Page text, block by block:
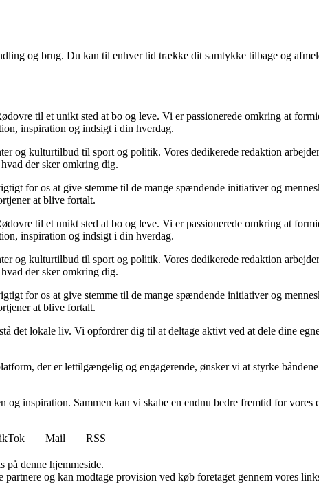
og brug. Du kan til enhver tid trække dit samtykke tilbage og
til et unikt sted at bo og leve. Vi er passionerede omkring at
inspiration og indsigt i din hverdag.
og kulturtilbud til sport og politik. Vores dedikerede redaktion
der sker omkring dig.
for os at give stemme til de mange spændende initiativer og
at blive fortalt.
til et unikt sted at bo og leve. Vi er passionerede omkring at
inspiration og indsigt i din hverdag.
og kulturtilbud til sport og politik. Vores dedikerede redaktion
der sker omkring dig.
for os at give stemme til de mange spændende initiativer og
at blive fortalt.
det lokale liv. Vi opfordrer dig til at deltage aktivt ved at dele dine
der er lettilgængelig og engagerende, ønsker vi at styrke
inspiration. Sammen kan vi skabe en endnu bedre fremtid for
Mail
RSS
denne hjemmeside.
og kan modtage provision ved køb foretaget gennem vores